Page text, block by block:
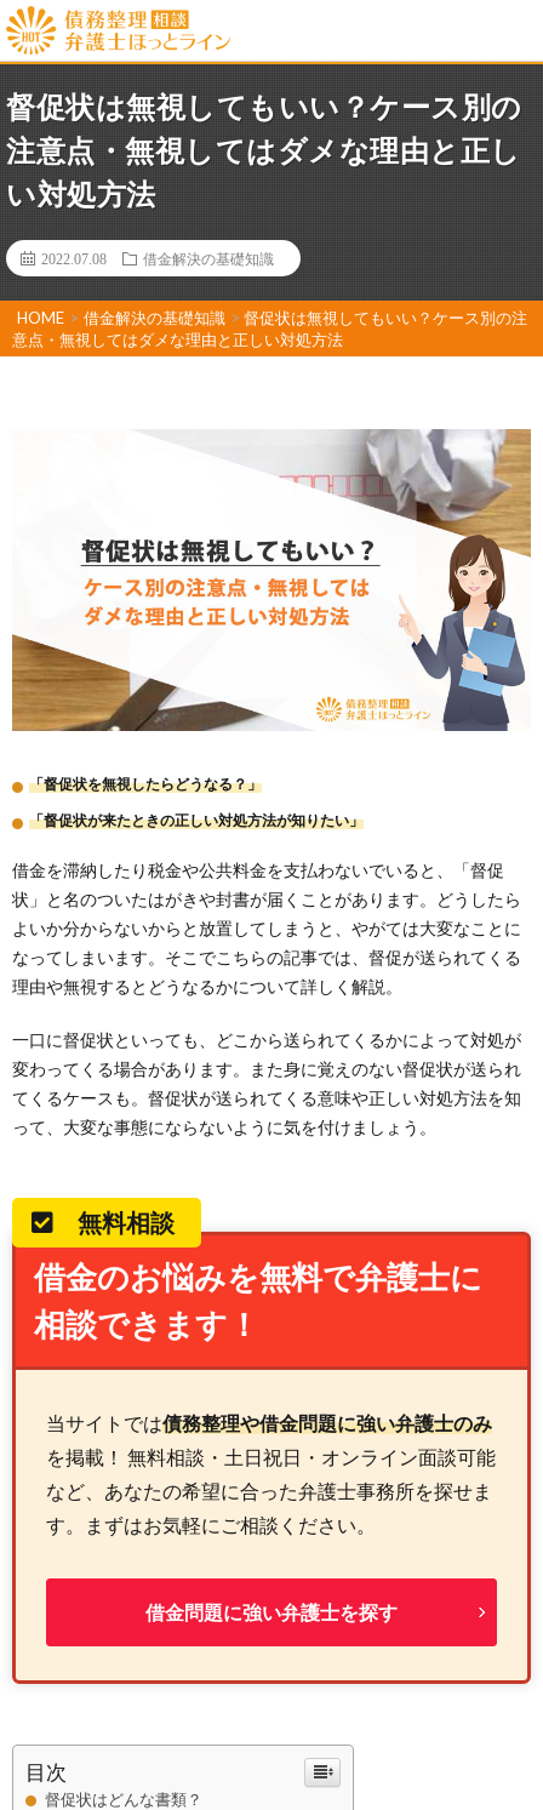
督促状は無視してもいい？ケース別の
注意点・無視してはダメな理由と正し
い対処方法
2022.07.08 借金解決の基礎知識
HOME > 借金解決の基礎知識 > 督促状は無視してもいい？ケース別の注
意点・無視してはダメな理由と正しい対処方法
「督促状を無視したらどうなる？」
「督促状が来たときの正しい対処方法が知りたい」
借金を滞納したり税金や公共料金を支払わないでいると、「督促
状」と名のついたはがきや封書が届くことがあります。どうしたら
よいか分からないからと放置してしまうと、やがては大変なことに
なってしまいます。そこでこちらの記事では、督促が送られてくる
理由や無視するとどうなるかについて詳しく解説。
一口に督促状といっても、どこから送られてくるかによって対処が
変わってくる場合があります。また身に覚えのない督促状が送られ
てくるケースも。督促状が送られてくる意味や正しい対処方法を知
って、大変な事態にならないように気を付けましょう。
無料相談
借金のお悩みを無料で弁護士に
相談できます！
当サイトでは債務整理や借金問題に強い弁護士のみ
を掲載！ 無料相談・土日祝日・オンライン面談可能
など、あなたの希望に合った弁護士事務所を探せま
す。まずはお気軽にご相談ください。
借金問題に強い弁護士を探す
目次
督促状はどんな書類？